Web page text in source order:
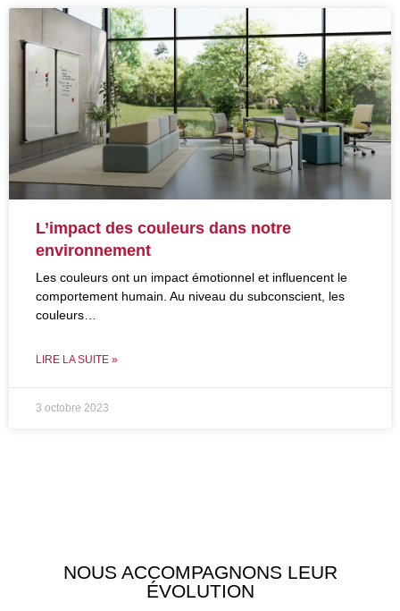
L’impact des couleurs dans notre
environnement
Les couleurs ont un impact émotionnel et influencent le
comportement humain. Au niveau du subconscient, les
couleurs…
LIRE LA SUITE »
3 octobre 2023
NOUS ACCOMPAGNONS LEUR
ÉVOLUTION